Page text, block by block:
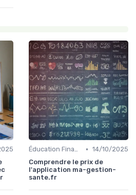
Éducation Financière • 14/10/2025
Comprendre le prix de
l'application ma-gestion-
sante.fr